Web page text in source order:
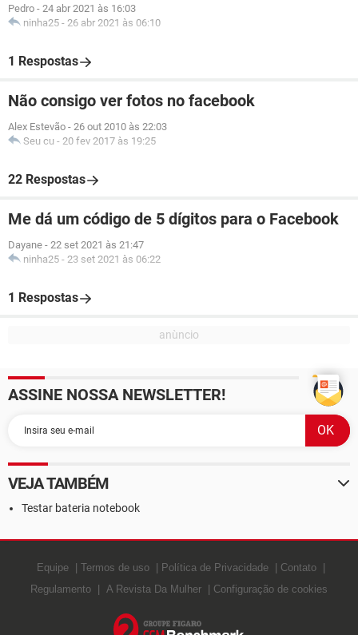
Pedro - 24 abr 2021 às 16:03
ninha25 - 26 abr 2021 às 06:10
1 Respostas
Não consigo ver fotos no facebook
Alex Estevão - 26 out 2010 às 22:03
Seu cu - 20 fev 2017 às 19:25
22 Respostas
Me dá um código de 5 dígitos para o Facebook
Dayane - 22 set 2021 às 21:47
ninha25 - 23 set 2021 às 06:22
1 Respostas
ASSINE NOSSA NEWSLETTER!
VEJA TAMBÉM
Testar bateria notebook
Equipe Termos de uso Política de Privacidade
Contato
Regulamento
A Revista Da Mulher Configuração de cookies